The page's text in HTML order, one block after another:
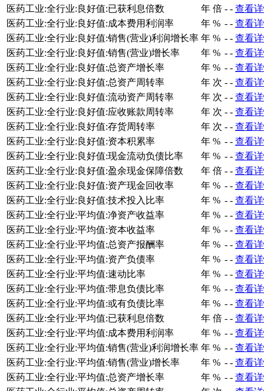
医药工业:全行业:良好值:已获利息倍数
年 倍 - - 查看
医药工业:全行业:良好值:成本费用利润率
年 % - - 查看
医药工业:全行业:良好值:销售(营业)利润增长率 年 % - - 查看
医药工业:全行业:良好值:销售(营业)增长率
年 % - - 查看
医药工业:全行业:良好值:总资产增长率
年 % - - 查看
医药工业:全行业:良好值:总资产周转率
年 次 - - 查看
医药工业:全行业:良好值:流动资产周转率
年 次 - - 查看
医药工业:全行业:良好值:应收账款周转率
年 次 - - 查看
医药工业:全行业:良好值:存货周转率
年 次 - - 查看
医药工业:全行业:良好值:资本积累率
年 % - - 查看
医药工业:全行业:良好值:现金流动负债比率
年 % - - 查看
医药工业:全行业:良好值:盈余现金保障倍数
年 倍 - - 查看
医药工业:全行业:良好值:资产现金回收率
年 % - - 查看
医药工业:全行业:良好值:技术投入比率
年 % - - 查看
医药工业:全行业:平均值:净资产收益率
年 % - - 查看
医药工业:全行业:平均值:资本收益率
年 % - - 查看
医药工业:全行业:平均值:总资产报酬率
年 % - - 查看
医药工业:全行业:平均值:资产负债率
年 % - - 查看
医药工业:全行业:平均值:速动比率
年 % - - 查看
医药工业:全行业:平均值:带息负债比率
年 % - - 查看
医药工业:全行业:平均值:或有负债比率
年 % - - 查看
医药工业:全行业:平均值:已获利息倍数
年 倍 - - 查看
医药工业:全行业:平均值:成本费用利润率
年 % - - 查看
医药工业:全行业:平均值:销售(营业)利润增长率 年 % - - 查看
医药工业:全行业:平均值:销售(营业)增长率
年 % - - 查看
医药工业:全行业:平均值:总资产增长率
年 % - - 查看